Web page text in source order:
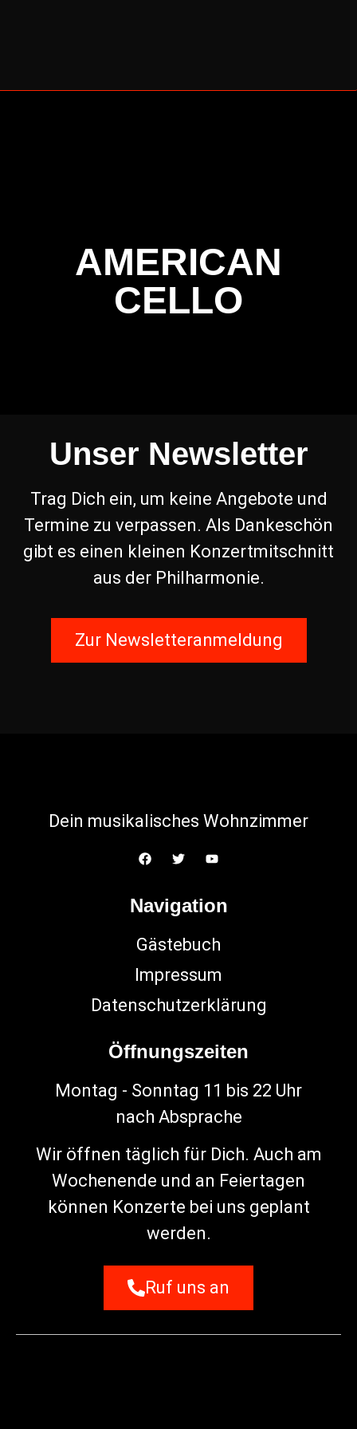
AMERICAN
CELLO
Unser Newsletter
Trag Dich ein, um keine Angebote und
Termine zu verpassen. Als Dankeschön
gibt es einen kleinen Konzertmitschnitt
aus der Philharmonie.
Zur Newsletteranmeldung
Dein musikalisches Wohnzimmer
Navigation
Gästebuch
Impressum
Datenschutzerklärung
Öffnungszeiten
Montag - Sonntag 11 bis 22 Uhr
nach Absprache
Wir öffnen täglich für Dich. Auch am
Wochenende und an Feiertagen
können Konzerte bei uns geplant
werden.
Ruf uns an